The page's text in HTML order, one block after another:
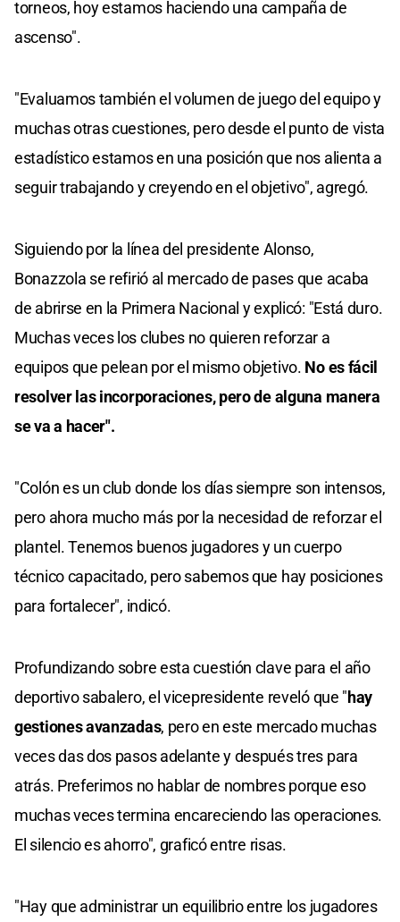
torneos, hoy estamos haciendo una campaña de
ascenso".
"Evaluamos también el volumen de juego del equipo y
muchas otras cuestiones, pero desde el punto de vista
estadístico estamos en una posición que nos alienta a
seguir trabajando y creyendo en el objetivo", agregó.
Siguiendo por la línea del presidente Alonso,
Bonazzola se refirió al mercado de pases que acaba
de abrirse en la Primera Nacional y explicó: "Está duro.
Muchas veces los clubes no quieren reforzar a
equipos que pelean por el mismo objetivo. No es fácil
resolver las incorporaciones, pero de alguna manera
se va a hacer".
"Colón es un club donde los días siempre son intensos,
pero ahora mucho más por la necesidad de reforzar el
plantel. Tenemos buenos jugadores y un cuerpo
técnico capacitado, pero sabemos que hay posiciones
para fortalecer", indicó.
Profundizando sobre esta cuestión clave para el año
deportivo sabalero, el vicepresidente reveló que "hay
gestiones avanzadas, pero en este mercado muchas
veces das dos pasos adelante y después tres para
atrás. Preferimos no hablar de nombres porque eso
muchas veces termina encareciendo las operaciones.
El silencio es ahorro", graficó entre risas.
"Hay que administrar un equilibrio entre los jugadores